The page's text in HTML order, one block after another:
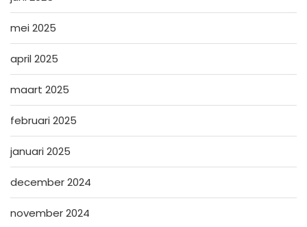
mei 2025
april 2025
maart 2025
februari 2025
januari 2025
december 2024
november 2024